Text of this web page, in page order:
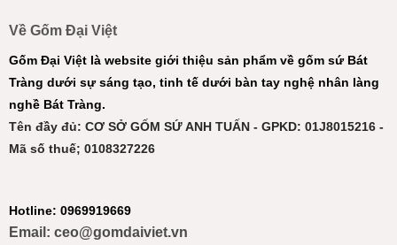
Về Gốm Đại Việt
Gốm Đại Việt là website giới thiệu sản phẩm về gốm sứ Bát
Tràng dưới sự sáng tạo, tinh tế dưới bàn tay nghệ nhân làng
nghề Bát Tràng.
Tên đầy đủ: CƠ SỞ GỐM SỨ ANH TUẤN - GPKD: 01J8015216 -
Mã số thuế; 0108327226
Hotline: 0969919669
Email: ceo@gomdaiviet.vn